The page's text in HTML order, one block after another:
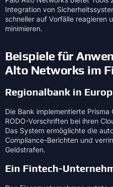
Integration von
schneller auf Vorfälle reagieren
minimieren.
Beispiele für
Alto Networks im
Regionalbank in
Die Bank implementierte
RODO-Vorschriften bei ihren
Das System ermöglichte die
Compliance-Berichten und
Geldstrafen.
Ein Fintech-